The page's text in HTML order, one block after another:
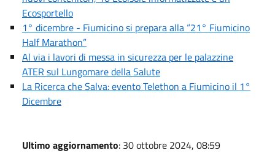
Ecosportello
1° dicembre - Fiumicino si prepara alla “21° Fiumicino
Half Marathon”
Al via i lavori di messa in sicurezza per le palazzine
ATER sul Lungomare della Salute
La Ricerca che Salva: evento Telethon a Fiumicino il 1°
Dicembre
Ultimo aggiornamento: 30 ottobre 2024, 08:59